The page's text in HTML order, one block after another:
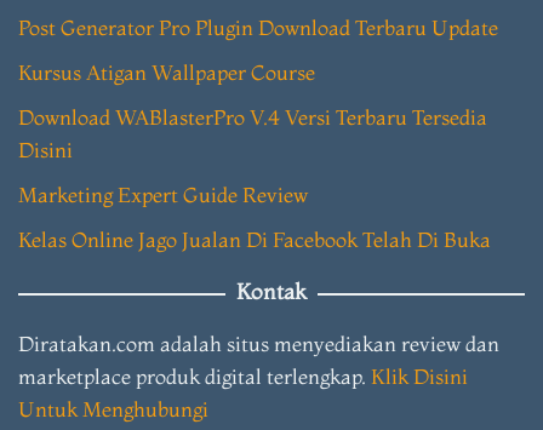
Post Generator Pro Plugin Download Terbaru Update
Kursus Atigan Wallpaper Course
Download WABlasterPro V.4 Versi Terbaru Tersedia
Disini
Marketing Expert Guide Review
Kelas Online Jago Jualan Di Facebook Telah Di Buka
Kontak
Diratakan.com adalah situs menyediakan review dan
marketplace produk digital terlengkap. Klik Disini
Untuk Menghubungi